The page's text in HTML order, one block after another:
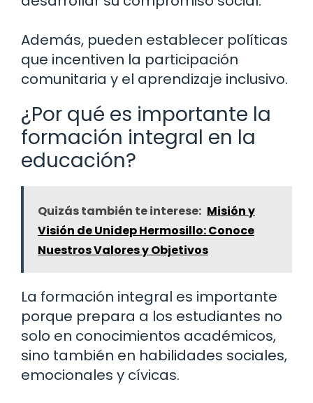
Además, pueden establecer políticas
que incentiven la participación
comunitaria y el aprendizaje inclusivo.
¿Por qué es importante la
formación integral en la
educación?
Quizás también te interese: Misión y
Visión de Unidep Hermosillo: Conoce
Nuestros Valores y Objetivos
La formación integral es importante
porque prepara a los estudiantes no
solo en conocimientos académicos,
sino también en habilidades sociales,
emocionales y cívicas.